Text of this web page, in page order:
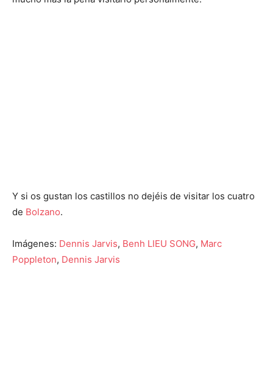
Y si os gustan los castillos no dejéis de visitar los cuatro
de Bolzano.
Imágenes: Dennis Jarvis, Benh LIEU SONG, Marc
Poppleton, Dennis Jarvis